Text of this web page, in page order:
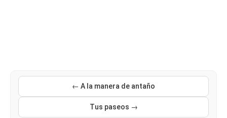
← A la manera de antaño
Tus paseos →